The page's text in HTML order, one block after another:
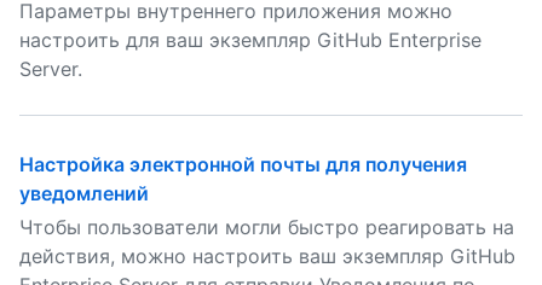
Параметры внутреннего приложения можно
настроить для ваш экземпляр GitHub Enterprise
Server.
Настройка электронной почты для получения
уведомлений
Чтобы пользователи могли быстро реагировать на
действия, можно настроить ваш экземпляр GitHub